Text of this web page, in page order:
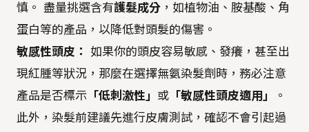
慎。 盡量挑選含有護髮成分 ，如植物油、胺基酸、角
蛋白等的產品，以降低對頭髮的傷害。
敏感性頭皮： 如果你的頭皮容易敏感、發癢，甚至出
現紅腫等狀況，那麼在選擇無氨染髮劑時，務必注意
產品是否標示 「低刺激性」 或 「敏感性頭皮適用」
。
此外，染髮前建議先進行皮膚測試，確認不會引起過